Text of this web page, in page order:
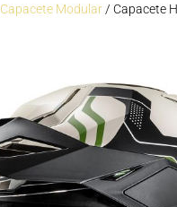
Capacete Modular/ Capacete